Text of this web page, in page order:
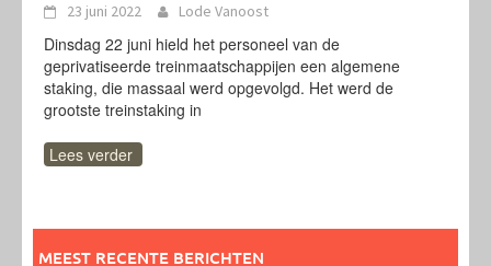
23 juni 2022 Lode Vanoost
Dinsdag 22 juni hield het personeel van de
geprivatiseerde treinmaatschappijen een algemene
staking, die massaal werd opgevolgd. Het werd de
grootste treinstaking in
Lees verder
MEEST RECENTE BERICHTEN